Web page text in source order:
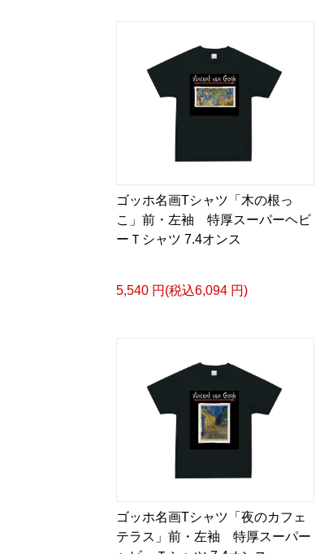
ゴッホ名画Tシャツ「木の根っ
こ」前・左袖 特厚スーパーヘビ
ーＴシャツ 7.4オンス
5,540 円(税込6,094 円)
ゴッホ名画Tシャツ「夜のカフェ
テラス」前・左袖 特厚スーパー